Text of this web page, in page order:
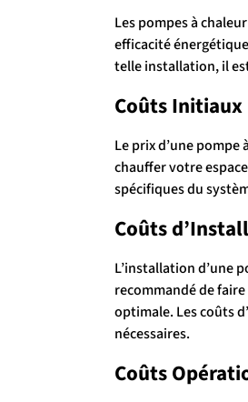
Les pompes à
efficacité
telle installation, il
Coûts Initiaux
Le prix d’une
chauffer votre
spécifiques du
Coûts
L’installation d’une
recommandé de
optimale. Les coûts
nécessaires.
Coûts